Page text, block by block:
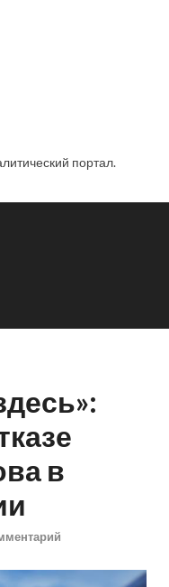
портал.
в